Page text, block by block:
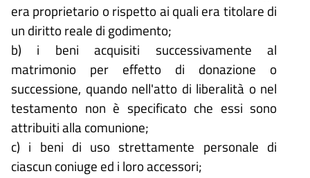
era proprietario o rispetto ai quali era titolare di
un diritto reale di godimento;
b) i beni acquisiti successivamente al
matrimonio per effetto di donazione o
successione, quando nell'atto di liberalità o nel
testamento non è specificato che essi sono
attribuiti alla comunione;
c) i beni di uso strettamente personale di
ciascun coniuge ed i loro accessori;